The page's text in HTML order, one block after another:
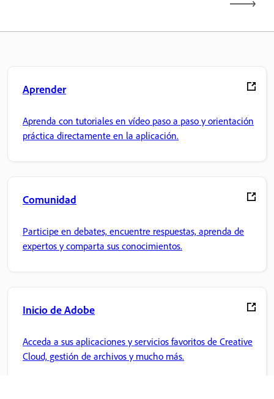
Aprender
Aprenda con tutoriales en vídeo paso a paso y orientación
práctica directamente en la aplicación.
Comunidad
Participe en debates, encuentre respuestas, aprenda de
expertos y comparta sus conocimientos.
Inicio de Adobe
Acceda a sus aplicaciones y servicios favoritos de Creative
Cloud, gestión de archivos y mucho más.